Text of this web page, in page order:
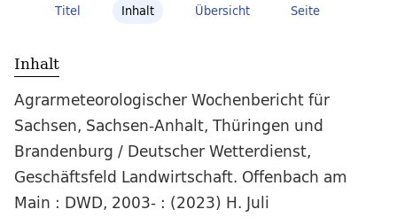
Titel Inhalt Übersicht Seite
Inhalt
Agrarmeteorologischer Wochenbericht für
Sachsen, Sachsen-Anhalt, Thüringen und
Brandenburg / Deutscher Wetterdienst,
Geschäftsfeld Landwirtschaft. Offenbach am
Main : DWD, 2003- : (2023) H. Juli